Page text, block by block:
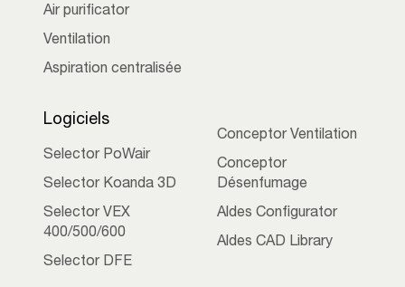
Air purificator
Ventilation
Aspiration centralisée
Logiciels
Selector PoWair
Selector Koanda 3D
Selector VEX
400/500/600
Selector DFE
Conceptor Ventilation
Conceptor
Désenfumage
Aldes Configurator
Aldes CAD Library